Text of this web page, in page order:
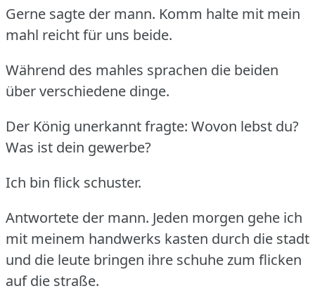
Gerne sagte der mann. Komm halte mit mein
mahl reicht für uns beide.
Während des mahles sprachen die beiden
über verschiedene dinge.
Der König unerkannt fragte: Wovon lebst du?
Was ist dein gewerbe?
Ich bin flick schuster.
Antwortete der mann. Jeden morgen gehe ich
mit meinem handwerks kasten durch die stadt
und die leute bringen ihre schuhe zum flicken
auf die straße.